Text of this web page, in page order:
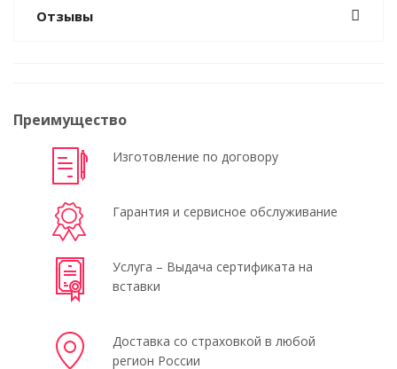
Отзывы
Преимущество
Изготовление по договору
Гарантия и сервисное обслуживание
Услуга – Выдача сертификата на
вставки
Доставка со страховкой в любой
регион России